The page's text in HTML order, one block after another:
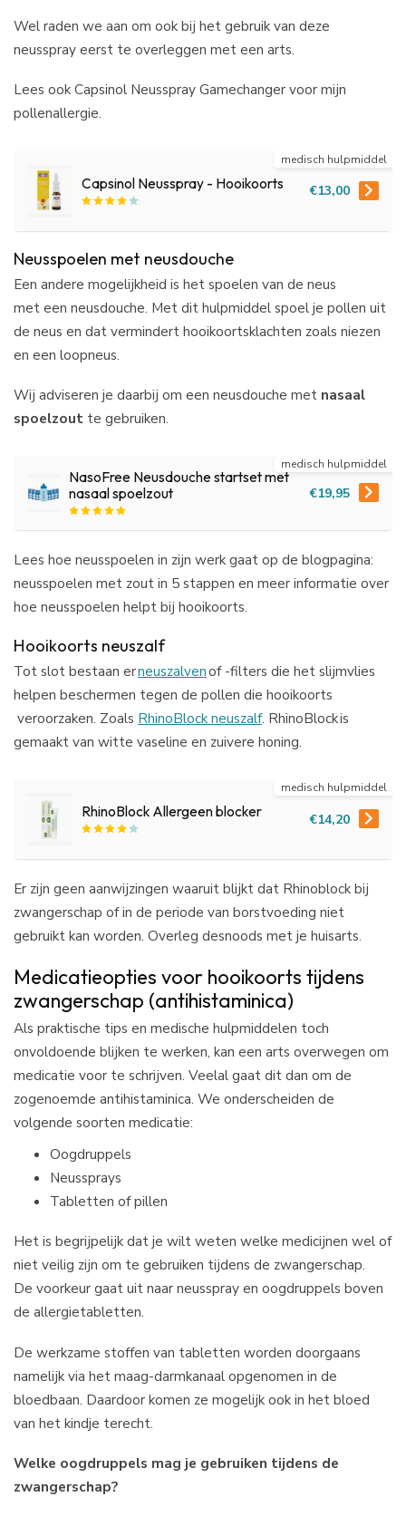
Wel raden we aan om ook bij het gebruik van deze
neusspray eerst te overleggen met een arts.
Lees ook Capsinol Neusspray Gamechanger voor mijn
pollenallergie.
Capsinol Neusspray - Hooikoorts
medisch hulpmiddel
€13,00
Neusspoelen met neusdouche
Een andere mogelijkheid is het spoelen van de neus
met een neusdouche. Met dit hulpmiddel spoel je pollen uit
de neus en dat vermindert hooikoortsklachten zoals niezen
en een loopneus.
Wij adviseren je daarbij om een neusdouche met nasaal
spoelzout te gebruiken.
NasoFree Neusdouche startset met
nasaal spoelzout
medisch hulpmiddel
€19,95
Lees hoe neusspoelen in zijn werk gaat op de blogpagina:
neusspoelen met zout in 5 stappen en meer informatie over
hoe neusspoelen helpt bij hooikoorts.
Hooikoorts neuszalf
Tot slot bestaan erneuszalvenof -filters die het slijmvlies
helpen beschermen tegen de pollen die hooikoorts
veroorzaken. Zoals RhinoBlock neuszalf. RhinoBlock is
gemaakt van witte vaseline en zuivere honing.
RhinoBlock Allergeen blocker
medisch hulpmiddel
€14,20
Er zijn geen aanwijzingen waaruit blijkt dat Rhinoblock bij
zwangerschap of in de periode van borstvoeding niet
gebruikt kan worden. Overleg desnoods met je huisarts.
Medicatieopties voor hooikoorts tijdens
zwangerschap (antihistaminica)
Als praktische tips en medische hulpmiddelen toch
onvoldoende blijken te werken, kan een arts overwegen om
medicatie voor te schrijven. Veelal gaat dit dan om de
zogenoemde antihistaminica. We onderscheiden de
volgende soorten medicatie:
Oogdruppels
Neussprays
Tabletten of pillen
Het is begrijpelijk dat je wilt weten welke medicijnen wel of
niet veilig zijn om te gebruiken tijdens de zwangerschap.
De voorkeur gaat uit naar neusspray en oogdruppels boven
de allergietabletten.
De werkzame stoffen van tabletten worden doorgaans
namelijk via het maag-darmkanaal opgenomen in de
bloedbaan. Daardoor komen ze mogelijk ook in het bloed
van het kindje terecht.
Welke oogdruppels mag je gebruiken tijdens de
zwangerschap?